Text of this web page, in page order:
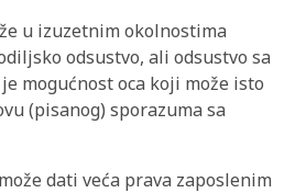
u izuzetnim okolnostima
odsustvo, ali odsustvo sa
mogućnost oca koji može isto
(pisanog) sporazuma sa
dati veća prava zaposlenim